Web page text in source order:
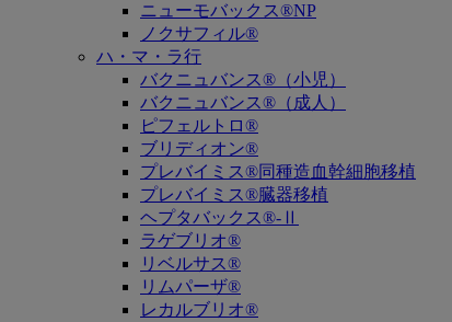
ニューモバックス®NP
ノクサフィル®
ハ・マ・ラ行
バクニュバンス®（小児）
バクニュバンス®（成人）
ピフェルトロ®
ブリディオン®
プレバイミス®同種造血幹細胞移植
プレバイミス®臓器移植
ヘプタバックス®-Ⅱ
ラゲブリオ®
リベルサス®
リムパーザ®
レカルブリオ®